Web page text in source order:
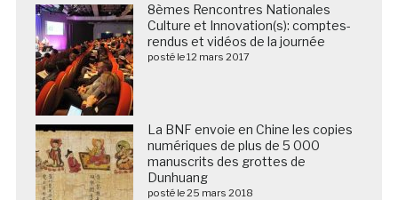
8èmes Rencontres Nationales
Culture et Innovation(s): comptes-
rendus et vidéos de la journée
posté le 12 mars 2017
La BNF envoie en Chine les copies
numériques de plus de 5 000
manuscrits des grottes de
Dunhuang
posté le 25 mars 2018